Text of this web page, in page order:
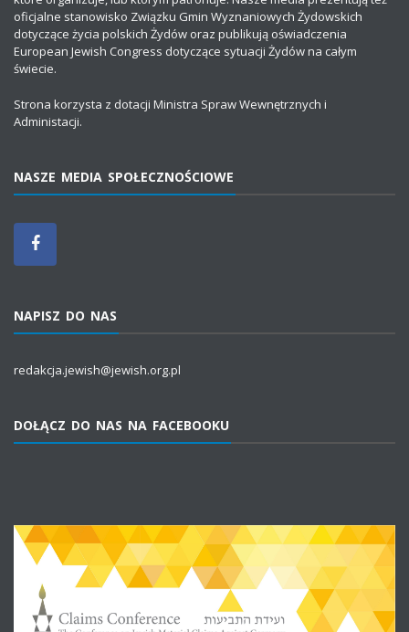
oficjalne stanowisko Związku Gmin Wyznaniowych Żydowskich
dotyczące życia polskich Żydów oraz publikują oświadczenia
European Jewish Congress dotyczące sytuacji Żydów na całym
świecie.
Strona korzysta z dotacji Ministra Spraw Wewnętrznych i
Administacji.
NASZE MEDIA SPOŁECZNOŚCIOWE
NAPISZ DO NAS
redakcja.jewish@jewish.org.pl
DOŁĄCZ DO NAS NA FACEBOOKU